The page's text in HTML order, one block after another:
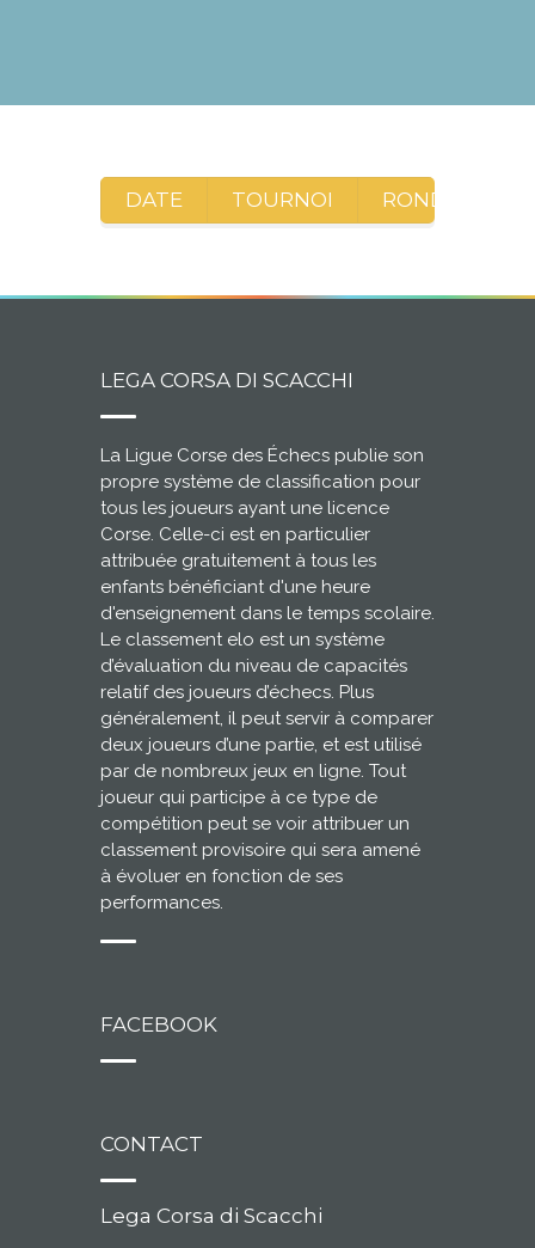
DATE TOURNOI RONDE
LEGA CORSA DI SCACCHI
La Ligue Corse des Échecs publie son
propre système de classification pour
tous les joueurs ayant une licence
Corse. Celle-ci est en particulier
attribuée gratuitement à tous les
enfants bénéficiant d'une heure
d'enseignement dans le temps scolaire.
Le classement elo est un système
d’évaluation du niveau de capacités
relatif des joueurs d’échecs. Plus
généralement, il peut servir à comparer
deux joueurs d’une partie, et est utilisé
par de nombreux jeux en ligne. Tout
joueur qui participe à ce type de
compétition peut se voir attribuer un
classement provisoire qui sera amené
à évoluer en fonction de ses
performances.
FACEBOOK
CONTACT
Lega Corsa di Scacchi